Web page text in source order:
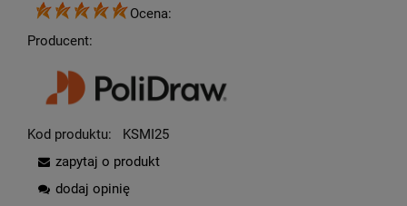
Ocena:
Producent:
Kod produktu:
KSMI25
zapytaj o produkt
dodaj opinię